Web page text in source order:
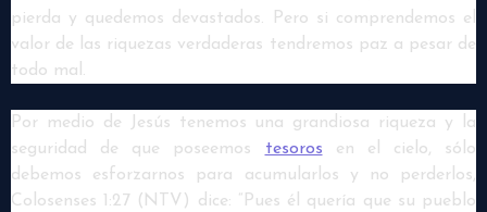
pierda y quedemos devastados. Pero si comprendemos el
valor de las riquezas verdaderas tendremos paz a pesar de
todo mal.
Por medio de Jesús tenemos una grandiosa riqueza y la
seguridad de que poseemos tesoros en el cielo, sólo
debemos esforzarnos para acumularlos y no perderlos,
Colosenses 1:27 (NTV) dice: “Pues él quería que su pueblo